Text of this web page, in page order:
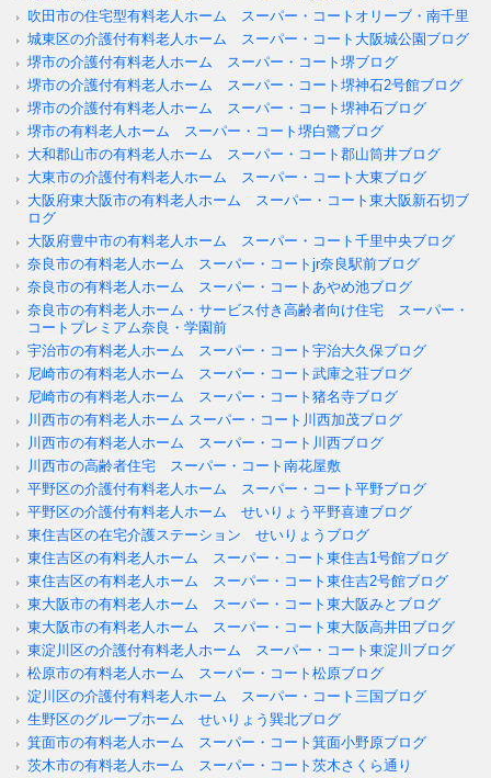
吹田市の住宅型有料老人ホーム スーパー・コートオリーブ・南千里
城東区の介護付有料老人ホーム スーパー・コート大阪城公園ブログ
堺市の介護付有料老人ホーム スーパー・コート堺ブログ
堺市の介護付有料老人ホーム スーパー・コート堺神石2号館ブログ
堺市の介護付有料老人ホーム スーパー・コート堺神石ブログ
堺市の有料老人ホーム スーパー・コート堺白鷺ブログ
大和郡山市の有料老人ホーム スーパー・コート郡山筒井ブログ
大東市の介護付有料老人ホーム スーパー・コート大東ブログ
大阪府東大阪市の有料老人ホーム スーパー・コート東大阪新石切ブ
ログ
大阪府豊中市の有料老人ホーム スーパー・コート千里中央ブログ
奈良市の有料老人ホーム スーパー・コートjr奈良駅前ブログ
奈良市の有料老人ホーム スーパー・コートあやめ池ブログ
奈良市の有料老人ホーム・サービス付き高齢者向け住宅 スーパー・
コートプレミアム奈良・学園前
宇治市の有料老人ホーム スーパー・コート宇治大久保ブログ
尼崎市の有料老人ホーム スーパー・コート武庫之荘ブログ
尼崎市の有料老人ホーム スーパー・コート猪名寺ブログ
川西市の有料老人ホーム スーパー・コート川西加茂ブログ
川西市の有料老人ホーム スーパー・コート川西ブログ
川西市の高齢者住宅 スーパー・コート南花屋敷
平野区の介護付有料老人ホーム スーパー・コート平野ブログ
平野区の介護付有料老人ホーム せいりょう平野喜連ブログ
東住吉区の在宅介護ステーション せいりょうブログ
東住吉区の有料老人ホーム スーパー・コート東住吉1号館ブログ
東住吉区の有料老人ホーム スーパー・コート東住吉2号館ブログ
東大阪市の有料老人ホーム スーパー・コート東大阪みとブログ
東大阪市の有料老人ホーム スーパー・コート東大阪高井田ブログ
東淀川区の介護付有料老人ホーム スーパー・コート東淀川ブログ
松原市の有料老人ホーム スーパー・コート松原ブログ
淀川区の介護付有料老人ホーム スーパー・コート三国ブログ
生野区のグループホーム せいりょう巽北ブログ
箕面市の有料老人ホーム スーパー・コート箕面小野原ブログ
茨木市の有料老人ホーム スーパー・コート茨木さくら通り